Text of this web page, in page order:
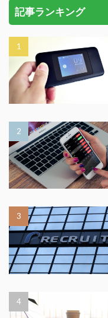
記事ランキング